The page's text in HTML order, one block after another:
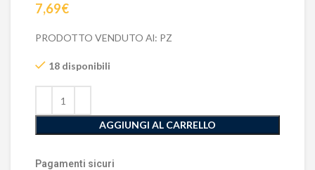
7,69€
PRODOTTO VENDUTO Al: PZ
18 disponibili
AGGIUNGI AL CARRELLO
Pagamenti sicuri